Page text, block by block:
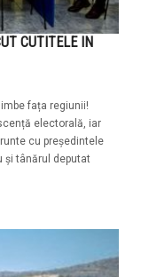
CUTITELE IN
fața regiunii!
electorală, iar
cu președintele
și tânărul deputat